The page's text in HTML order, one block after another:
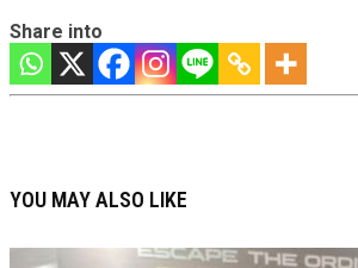
Share into
YOU MAY ALSO LIKE